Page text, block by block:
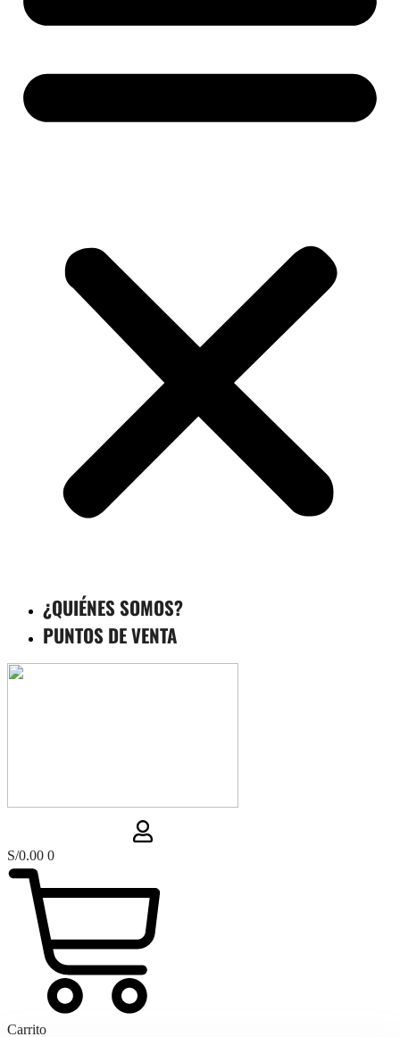
¿QUIÉNES SOMOS?
PUNTOS DE VENTA
S/0.00 0
Carrito